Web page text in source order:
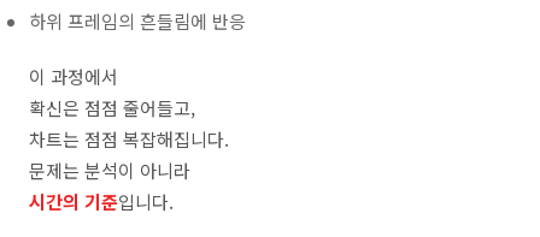
하위 프레임의 흔들림에 반응
이 과정에서
확신은 점점 줄어들고,
차트는 점점 복잡해집니다.
문제는 분석이 아니라
시간의 기준입니다.